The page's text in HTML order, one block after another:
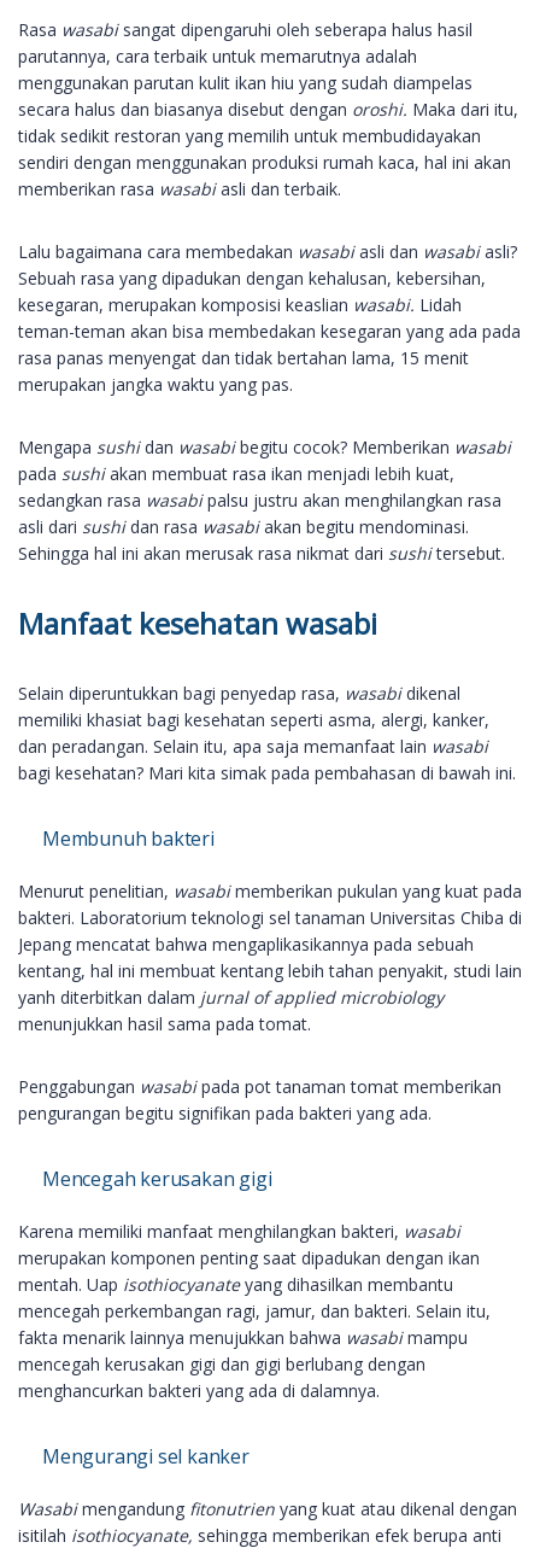
Rasa wasabi sangat dipengaruhi oleh seberapa halus hasil
parutannya, cara terbaik untuk memarutnya adalah
menggunakan parutan kulit ikan hiu yang sudah diampelas
secara halus dan biasanya disebut dengan oroshi. Maka dari itu,
tidak sedikit restoran yang memilih untuk membudidayakan
sendiri dengan menggunakan produksi rumah kaca, hal ini akan
memberikan rasa wasabiasli dan terbaik.
Lalu bagaimana cara membedakan wasabiasli dan wasabiasli?
Sebuah rasa yang dipadukan dengan kehalusan, kebersihan,
kesegaran, merupakan komposisi keaslian wasabi. Lidah
teman-teman akan bisa membedakan kesegaran yang ada pada
rasa panas menyengat dan tidak bertahan lama, 15 menit
merupakan jangka waktu yang pas.
Mengapa sushidan wasabibegitu cocok? Memberikan wasabi
pada sushiakan membuat rasa ikan menjadi lebih kuat,
sedangkan rasa wasabipalsu justru akan menghilangkan rasa
asli dari sushidan rasa wasabiakan begitu mendominasi.
Sehingga hal ini akan merusak rasa nikmat dari sushitersebut.
Manfaat kesehatan wasabi
Selain diperuntukkan bagi penyedap rasa, wasabidikenal
memiliki khasiat bagi kesehatan seperti asma, alergi, kanker,
dan peradangan. Selain itu, apa saja memanfaat lain wasabi
bagi kesehatan? Mari kita simak pada pembahasan di bawah ini.
Membunuh bakteri
Menurut penelitian, wasabimemberikan pukulan yang kuat pada
bakteri. Laboratorium teknologi sel tanaman Universitas Chiba di
Jepang mencatat bahwa mengaplikasikannya pada sebuah
kentang, hal ini membuat kentang lebih tahan penyakit, studi lain
yanh diterbitkan dalam jurnal of applied microbiology
menunjukkan hasil sama pada tomat.
Penggabungan wasabipada pot tanaman tomat memberikan
pengurangan begitu signifikan pada bakteri yang ada.
Mencegah kerusakan gigi
Karena memiliki manfaat menghilangkan bakteri, wasabi
merupakan komponen penting saat dipadukan dengan ikan
mentah. Uap isothiocyanateyang dihasilkan membantu
mencegah perkembangan ragi, jamur, dan bakteri. Selain itu,
fakta menarik lainnya menujukkan bahwa wasabimampu
mencegah kerusakan gigi dan gigi berlubang dengan
menghancurkan bakteri yang ada di dalamnya.
Mengurangi sel kanker
Wasabimengandung fitonutrien yang kuat atau dikenal dengan
isitilah isothiocyanate, sehingga memberikan efek berupa anti